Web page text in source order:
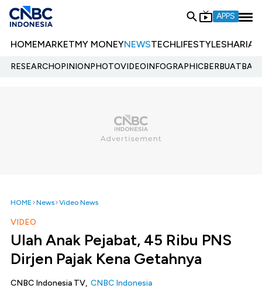
APPS
HOMEMARKETMY MONEYNEWSTECHLIFESTYLESHARIA
RESEARCHOPINIONPHOTOVIDEOINFOGRAPHIC
HOME News Video News
VIDEO
Ulah Anak Pejabat, 45 Ribu PNS
Dirjen Pajak Kena Getahnya
CNBC Indonesia TV, CNBC Indonesia